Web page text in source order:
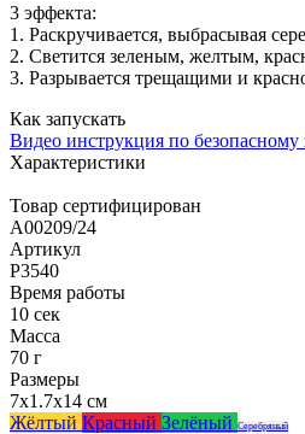
3 эффекта:
1. Раскручивается, выбрасывая
2. Светится зеленым, желтым,
3. Разрывается трещащими и
Как запускать
Видео инструкция по безопасному
Характеристики
Товар сертифицирован
A00209/24
Артикул
Р3540
Время работы
10 сек
Масса
70 г
Размеры
7x1.7x14 см
Жёлтый Красный Зелёный Серебряный